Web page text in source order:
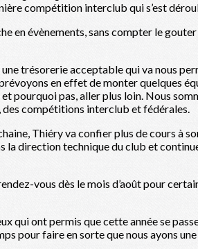
compétition interclub qui s’est
en évènements, sans compter le
trésorerie acceptable qui va nous
en effet de monter quelques
pourquoi pas, aller plus loin. Nous
des compétitions interclub et fédérales.
Thiéry va confier plus de cours à
la direction technique du club et
vous dès le mois d’août pour
qui ont permis que cette année se
pour faire en sorte que nous ayons